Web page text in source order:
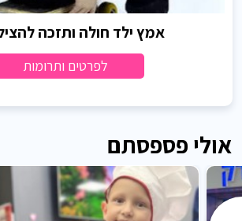
אמץ ילד חולה ותזכה
לפרטים ותרומות
אולי פספסתם